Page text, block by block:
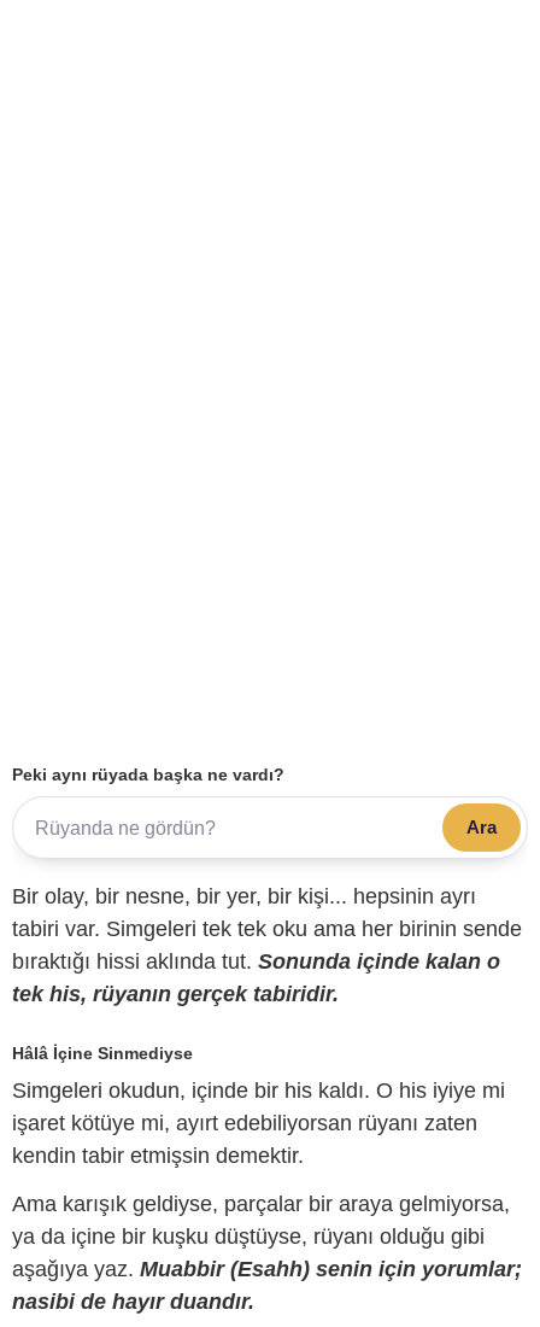
Peki aynı rüyada başka ne vardı?
Ara
Bir olay, bir nesne, bir yer, bir kişi... hepsinin ayrı
tabiri var. Simgeleri tek tek oku ama her birinin sende
bıraktığı hissi aklında tut. Sonunda içinde kalan o
tek his, rüyanın gerçek tabiridir.
Hâlâ İçine Sinmediyse
Simgeleri okudun, içinde bir his kaldı. O his iyiye mi
işaret kötüye mi, ayırt edebiliyorsan rüyanı zaten
kendin tabir etmişsin demektir.
Ama karışık geldiyse, parçalar bir araya gelmiyorsa,
ya da içine bir kuşku düştüyse, rüyanı olduğu gibi
aşağıya yaz. Muabbir (Esahh) senin için yorumlar;
nasibi de hayır duandır.